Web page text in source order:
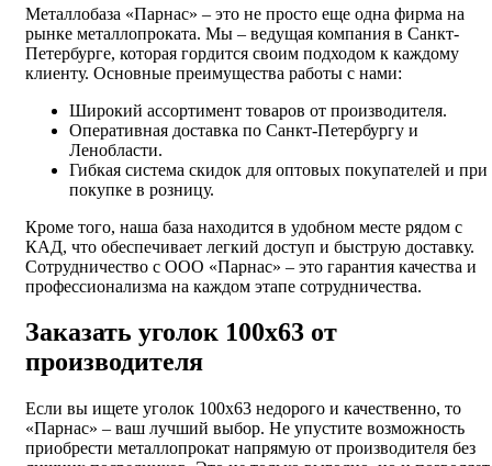
Металлобаза «Парнас» – это не просто еще одна фирма на
рынке металлопроката. Мы – ведущая компания в Санкт-
Петербурге, которая гордится своим подходом к каждому
клиенту. Основные преимущества работы с нами:
Широкий ассортимент товаров от производителя.
Оперативная доставка по Санкт-Петербургу и
Ленобласти.
Гибкая система скидок для оптовых покупателей и при
покупке в розницу.
Кроме того, наша база находится в удобном месте рядом с
КАД, что обеспечивает легкий доступ и быструю доставку.
Сотрудничество с ООО «Парнас» – это гарантия качества и
профессионализма на каждом этапе сотрудничества.
Заказать уголок 100х63 от
производителя
Если вы ищете уголок 100х63 недорого и качественно, то
«Парнас» – ваш лучший выбор. Не упустите возможность
приобрести металлопрокат напрямую от производителя без